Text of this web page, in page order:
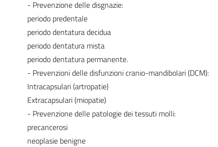
- Prevenzione delle disgnazie:
periodo predentale
periodo dentatura decidua
periodo dentatura mista
periodo dentatura permanente.
- Prevenzioni delle disfunzioni cranio-mandibolari (DCM):
Intracapsulari (artropatie)
Extracapsulari (miopatie)
- Prevenzione delle patologie dei tessuti molli:
precancerosi
neoplasie benigne